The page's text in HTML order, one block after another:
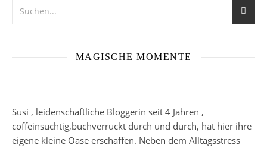
MAGISCHE MOMENTE
Susi , leidenschaftliche Bloggerin seit 4 Jahren ,
coffeinsüchtig,buchverrückt durch und durch, hat hier ihre
eigene kleine Oase erschaffen. Neben dem Alltagsstress